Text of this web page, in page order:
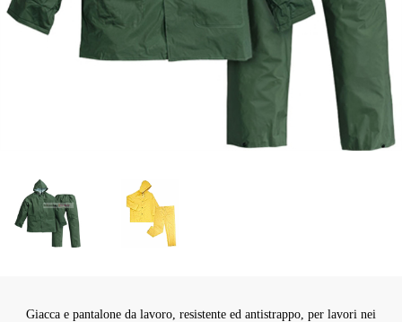
Giacca e pantalone da lavoro, resistente ed antistrappo, per lavori nei